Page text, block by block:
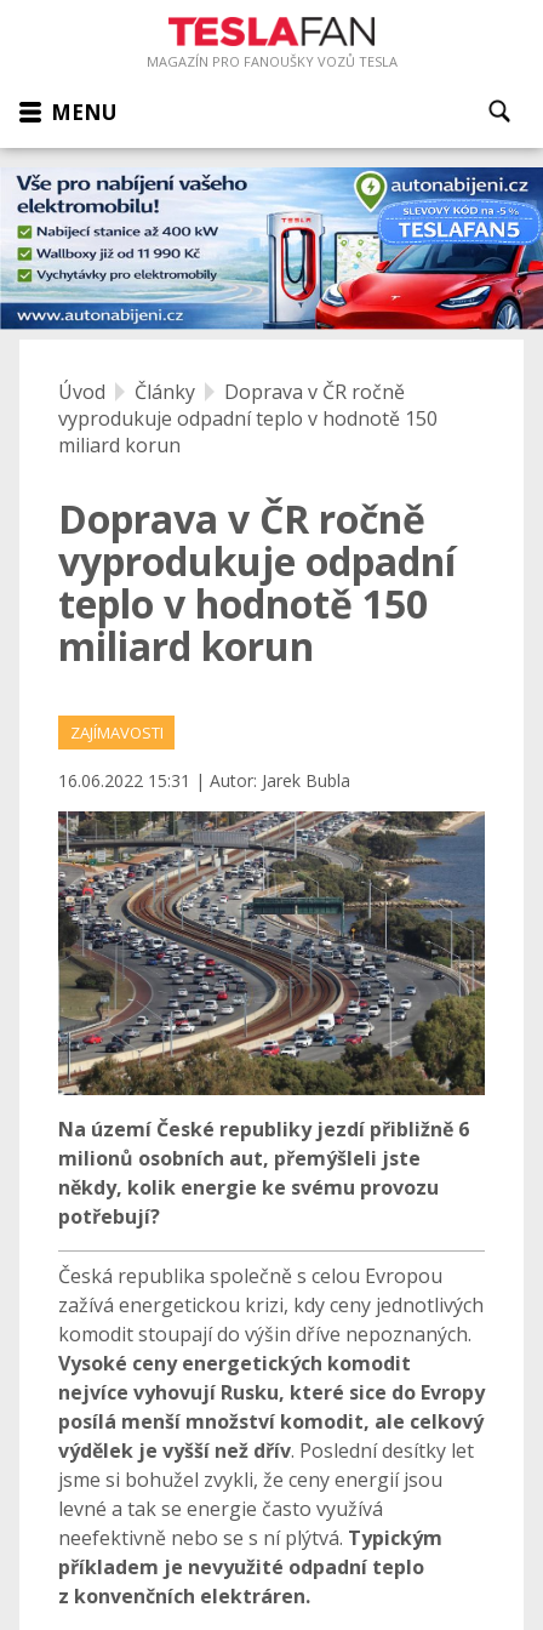
MAGAZÍN PRO FANOUŠKY VOZŮ TESLA
MENU
Úvod Články
Doprava v ČR ročně
vyprodukuje odpadní teplo v hodnotě 150
miliard korun
Doprava v ČR ročně
vyprodukuje odpadní
teplo v hodnotě 150
miliard korun
ZAJÍMAVOSTI
16.06.2022 15:31 | Autor: Jarek Bubla
Na území České republiky jezdí přibližně 6
milionů osobních aut, přemýšleli jste
někdy, kolik energie ke svému provozu
potřebují?
Česká republika společně s celou Evropou
zažívá energetickou krizi, kdy ceny jednotlivých
komodit stoupají do výšin dříve nepoznaných.
Vysoké ceny energetických komodit
nejvíce vyhovují Rusku, které sice do Evropy
posílá menší množství komodit, ale celkový
výdělek je vyšší než dřív. Poslední desítky let
jsme si bohužel zvykli, že ceny energií jsou
levné a tak se energie často využívá
neefektivně nebo se s ní plýtvá. Typickým
příkladem je nevyužité odpadní teplo
z konvenčních elektráren.